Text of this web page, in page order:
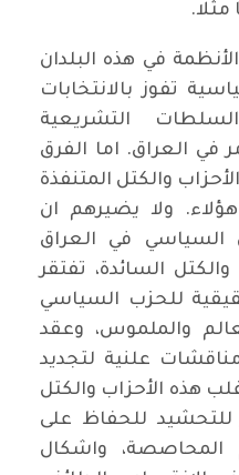
في هذه البلدان
تفوز بالانتخابات
التشريعية
في العراق. اما الفرق
والكتل المتنفذة
ولا يضيرهم ان
السياسي في العراق
السائدة، تفتقر
للحزب السياسي
والملموس، وعقد
علنية لتجديد
هذه الأحزاب والكتل
للحفاظ على
واشكال